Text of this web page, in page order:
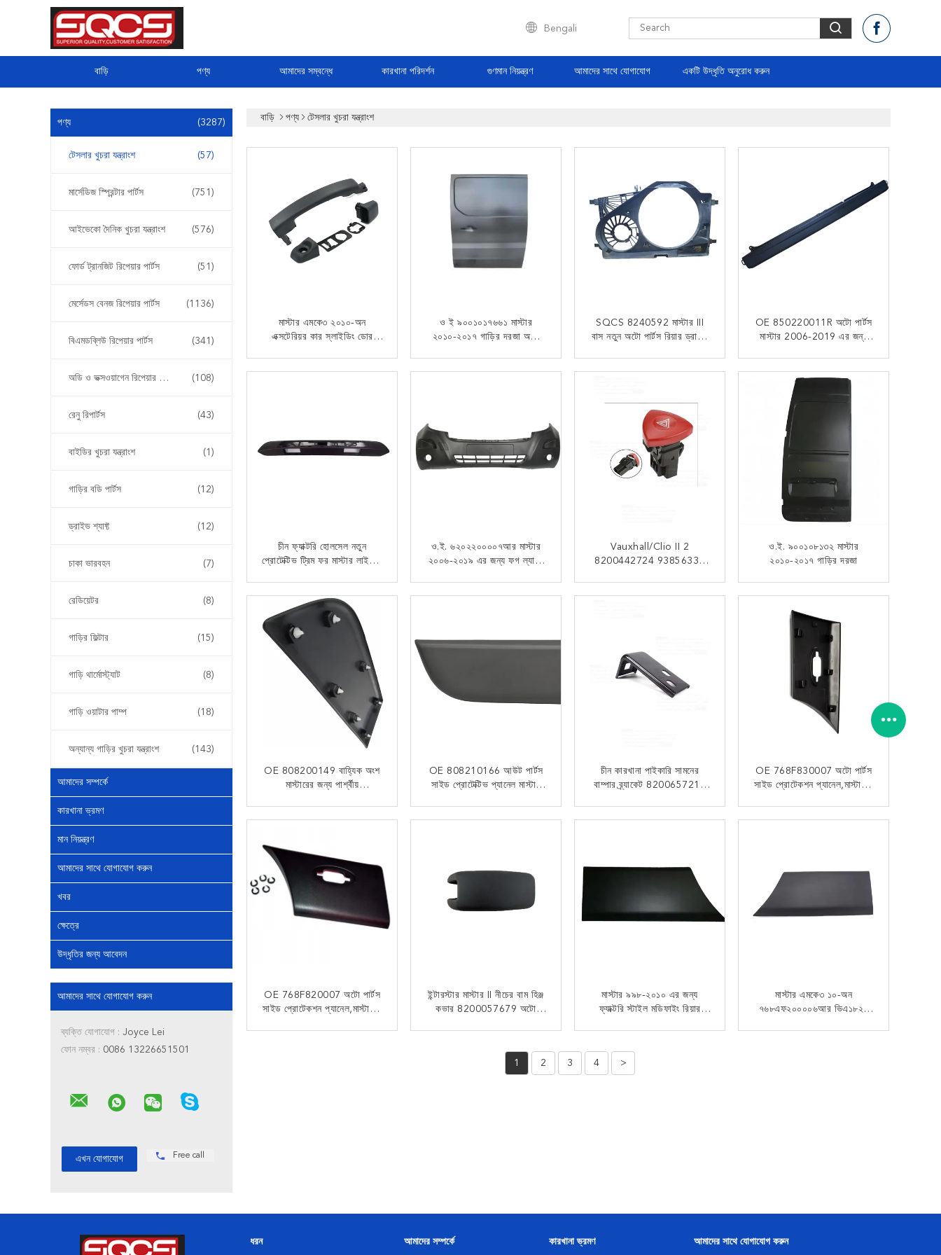
Bengali
বাড়ি পণ্য আমাদের সম্বন্ধে কারখানা পরিদর্শন গুণমান নিয়ন্ত্রণ আমাদের সাথে যোগাযোগ একটি উদ্ধৃতি অনুরোধ করুন
পণ্য (3287)
টেসলার খুচরা যন্ত্রাংশ (57)
মার্সেডিজ স্প্রিন্টার পার্টস (751)
আইভেকো দৈনিক খুচরা যন্ত্রাংশ (576)
ফোর্ড ট্রানজিট রিপেয়ার পার্টস (51)
মের্সেডস বেনজ রিপেয়ার পার্টস (1136)
বিএমডব্লিউ রিপেয়ার পার্টস (341)
অডি ও ভক্সওয়াগেন রিপেয়ার পার্টস (108)
রেনু রিপার্টস (43)
বাইডির খুচরা যন্ত্রাংশ (1)
গাড়ির বডি পার্টস (12)
ড্রাইভ শ্যাফ্ট (12)
চাকা ভারবহন (7)
রেডিয়েটর (8)
গাড়ির ফিল্টার (15)
গাড়ি থার্মোস্ট্যাট (8)
গাড়ি ওয়াটার পাম্প (18)
অন্যান্য গাড়ির খুচরা যন্ত্রাংশ (143)
আমাদের সম্পর্কে
কারখানা ভ্রমণ
মান নিয়ন্ত্রণ
আমাদের সাথে যোগাযোগ করুন
খবর
ক্ষেত্রে
উদ্ধৃতির জন্য আবেদন
আমাদের সাথে যোগাযোগ করুন
ব্যক্তি যোগাযোগ : Joyce Lei
ফোন নম্বর : 0086 13226651501
Free call
বাড়ি পণ্য টেসলার খুচরা যন্ত্রাংশ
মাস্টার এমকে৩ ২০১০-অন
এক্সটেরিয়র কার স্লাইডিং ডোর
এখন যোগাযোগ
ও ই ৯০০১০১৭৬৬১ মাস্টার
২০১০-২০১৭ গাড়ির দরজা অটো
এখন যোগাযোগ
SQCS 8240592 মাস্টার III
বাস নতুন অটো পার্টস রিয়ার ড্রাইভ
এখন যোগাযোগ
OE 850220011R অটো পার্টস
মাস্টার 2006-2019 এর জন্য
এখন যোগাযোগ
চীন ফ্যাক্টরি হোলসেল নতুন
প্রোটেক্টিভ ট্রিম ফর মাস্টার লাইসেন্স
265120002
এখন যোগাযোগ
ও.ই. ৬২০২২০০০০৭আর মাস্টার
২০০৬-২০১৯ এর জন্য ফগ ল্যাম্প
এখন যোগাযোগ
Vauxhall/Clio II 2
8200442724 93856337
এখন যোগাযোগ
ও.ই. ৯০০১০৮১৩২ মাস্টার
২০১০-২০১৭ গাড়ির দরজা
এখন যোগাযোগ
OE 808200149 বাহ্যিক অংশ
মাস্টারের জন্য পার্শ্বীয়
এখন যোগাযোগ
OE 808210166 আউট পার্টস
সাইড প্রোটেক্টিভ প্যানেল মাস্টার
এখন যোগাযোগ
চীন কারখানা পাইকারি সামনের
বাম্পার ব্র্যাকেট 8200657217
এখন যোগাযোগ
OE 768F830007 অটো পার্টস
সাইড প্রোটেকশন প্যানেল,মাস্টারের
এখন যোগাযোগ
OE 768F820007 অটো পার্টস
সাইড প্রোটেকশন প্যানেল,মাস্টারের
ইন্টারস্টার মাস্টার II নীচের বাম হিঞ্জ
কভার 8200057679 অটো
মাস্টার ৯৯৮-২০১০ এর জন্য
ফ্যাক্টরি স্টাইল মডিফাইং রিয়ার
মাস্টার এমকে৩ ১০-অন
৭৬৮এফ২০০০০৬আর ভিএ১৮২৬
1 2 3 4 >
ধরন আমাদের সম্পর্কে কারখানা ভ্রমণ আমাদের সাথে যোগাযোগ করুন